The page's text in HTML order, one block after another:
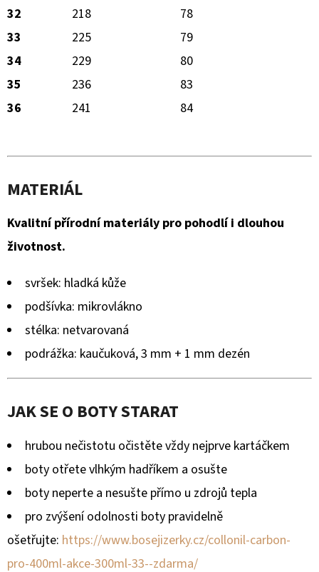
32
218
78
33
225
79
34
229
80
35
236
83
36
241 84
MATERIÁL
Kvalitní přírodní materiály pro pohodlí i dlouhou
životnost.
svršek: hladká kůže
podšívka: mikrovlákno
stélka: netvarovaná
podrážka: kaučuková, 3 mm + 1 mm dezén
JAK SE O BOTY STARAT
hrubou nečistotu očistěte vždy nejprve kartáčkem
boty otřete vlhkým hadříkem a osušte
boty neperte a nesušte přímo u zdrojů tepla
pro zvýšení odolnosti boty pravidelně
ošetřujte: https://www.bosejizerky.cz/collonil-carbon-
pro-400ml-akce-300ml-33--zdarma/